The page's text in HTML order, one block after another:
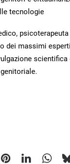
tecnologie
dei massimi